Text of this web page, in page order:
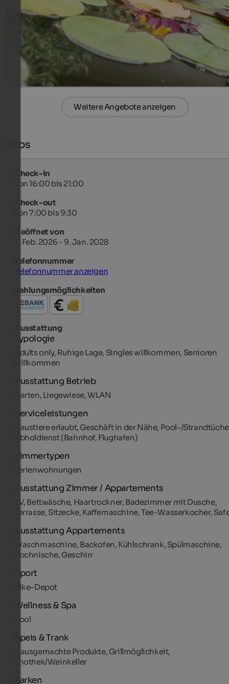
Ferienwohnunge sind garantiert
7 Nächte ab 875 € pro Person
mehr Details
Weitere Angebote anzeigen
Infos
Check-in
von 16:00 bis 21:00
Check-out
von 7:00 bis 9:30
Geöffnet von
7. Feb. 2026 - 9. Jan. 2028
Telefonnummer
Telefonnummer anzeigen
Zahlungsmöglichkeiten
Ausstattung
Typologie
Adults only, Ruhige Lage, Singles willkommen, Senioren
willkommen
Ausstattung Betrieb
Garten, Liegewiese, WLAN
Serviceleistungen
Haustiere erlaubt, Geschäft in der Nähe, Pool-/
Abholdienst (Bahnhof, Flughafen)
Zimmertypen
Ferienwohnungen
Ausstattung Zimmer / Appartements
TV, Bettwäsche, Haartrockner, Badezimmer mit Dusche,
Terrasse, Sitzecke, Kaffemaschine, Tee-Wasserkocher,
Ausstattung Appartements
Waschmaschine, Backofen, Kühlschrank, Spülmaschine,
Kochnische, Geschirr
Sport
Bike-Depot
Wellness & Spa
Pool
Speis & Trank
Hausgemachte Produkte, Grillmöglichkeit,
Enothek/Weinkeller
Parken